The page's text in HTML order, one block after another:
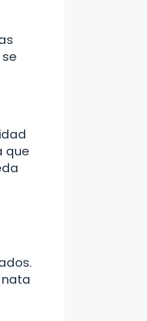
que